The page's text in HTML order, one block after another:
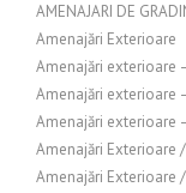
AMENAJARI DE
Amenajări Exterioare
Amenajări exterioare
Amenajări exterioare
Amenajări exterioare
Amenajări Exterioare
Amenajări Exterioare